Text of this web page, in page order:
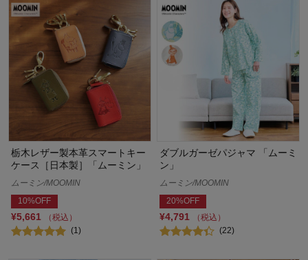
栃木レザー製本革スマートキー
ケース［日本製］「ムーミン」
ムーミン/MOOMIN
10%OFF
¥5,661
（税込）
(1)
ダブルガーゼパジャマ 「ムーミ
ン」
ムーミン/MOOMIN
20%OFF
¥4,791
（税込）
(22)